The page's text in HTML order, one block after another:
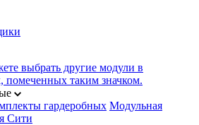
выбрать другие модули в
помеченных таким значком.
гардеробных Модульная
Сити